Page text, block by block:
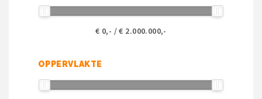
€ 0,- / € 2.000.000,-
OPPERVLAKTE